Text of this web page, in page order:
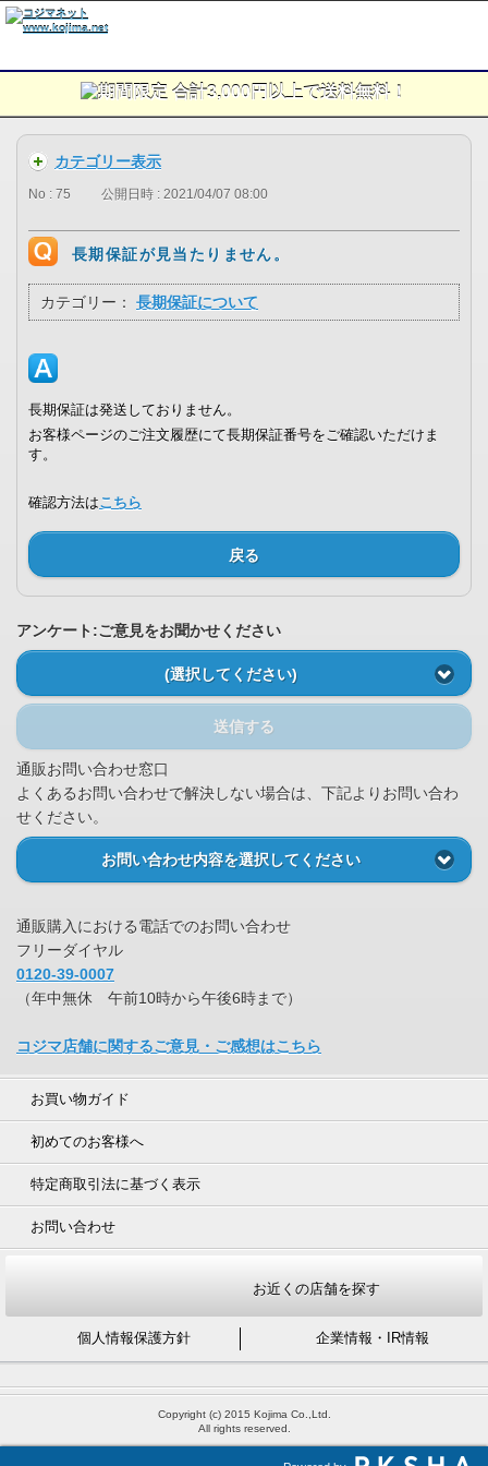
カテゴリー表示
No : 75 公開日時 : 2021/04/07 08:00
長期保証が見当たりません。
カテゴリー： 長期保証について
長期保証は発送しておりません。
お客様ページのご注文履歴にて長期保証番号をご確認いただけま
す。
確認方法はこちら
戻る
アンケート:ご意見をお聞かせください
(選択してください)
送信する
通販お問い合わせ窓口
よくあるお問い合わせで解決しない場合は、下記よりお問い合わ
せください。
お問い合わせ内容を選択してください
通販購入における電話でのお問い合わせ
フリーダイヤル
0120-39-0007
（年中無休 午前10時から午後6時まで）
コジマ店舗に関するご意見・ご感想はこちら
お買い物ガイド
初めてのお客様へ
特定商取引法に基づく表示
お問い合わせ
お近くの店舗を探す
個人情報保護方針 企業情報・IR情報
Copyright (c) 2015 Kojima Co.,Ltd.
All rights reserved.